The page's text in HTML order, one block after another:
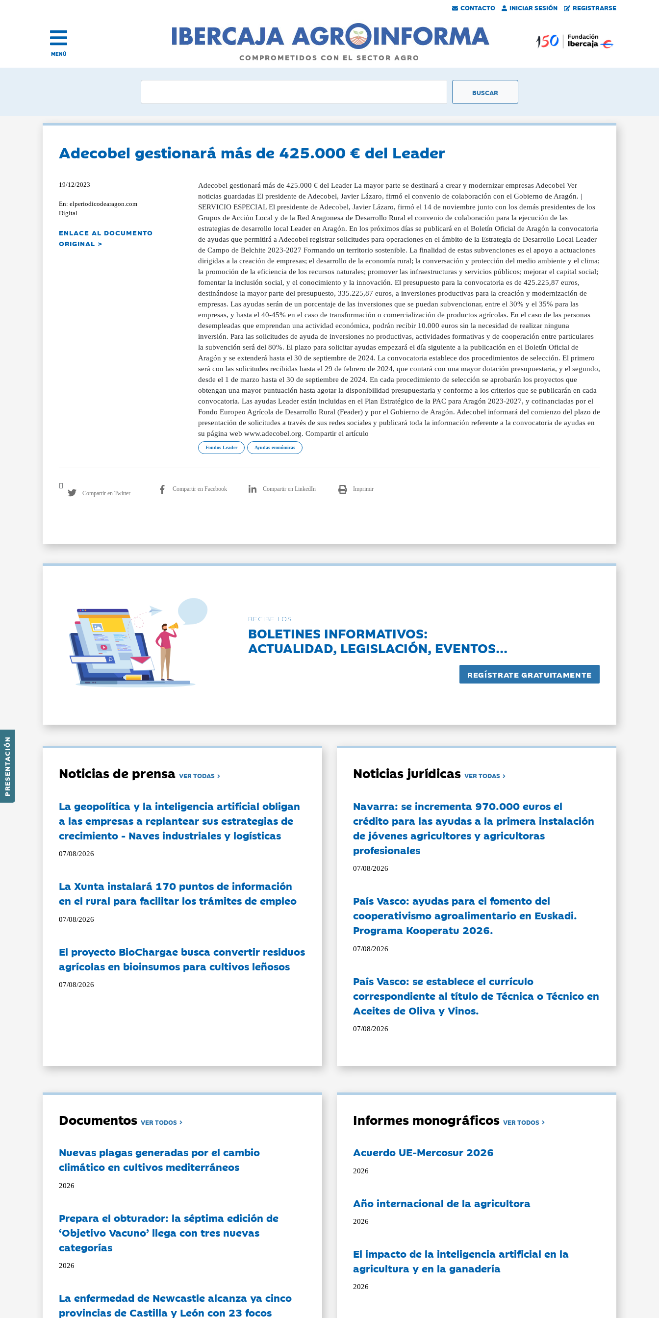
CONTACTO INICIAR SESIÓN REGISTRARSE
PRESENTACIÓN
MENÚ COMPROMETIDOS CON EL SECTOR AGRO
Adecobel gestionará más de 425.000 € del Leader
19/12/2023
En: elperiodicodearagon.com
Digital
ENLACE AL DOCUMENTO
ORIGINAL >
Adecobel gestionará más de 425.000 € del Leader La mayor parte se destinará a crear y modernizar empresas Adecobel Ver
noticias guardadas El presidente de Adecobel, Javier Lázaro, firmó el convenio de colaboración con el Gobierno de Aragón. |
SERVICIO ESPECIAL El presidente de Adecobel, Javier Lázaro, firmó el 14 de noviembre junto con los demás presidentes de los
Grupos de Acción Local y de la Red Aragonesa de Desarrollo Rural el convenio de colaboración para la ejecución de las
estrategias de desarrollo local Leader en Aragón. En los próximos días se publicará en el Boletín Oficial de Aragón la convocatoria
de ayudas que permitirá a Adecobel registrar solicitudes para operaciones en el ámbito de la Estrategia de Desarrollo Local Leader
de Campo de Belchite 2023-2027 Formando un territorio sostenible. La finalidad de estas subvenciones es el apoyo a actuaciones
dirigidas a la creación de empresas; el desarrollo de la economía rural; la conversación y protección del medio ambiente y el clima;
la promoción de la eficiencia de los recursos naturales; promover las infraestructuras y servicios públicos; mejorar el capital social;
fomentar la inclusión social, y el conocimiento y la innovación. El presupuesto para la convocatoria es de 425.225,87 euros,
destinándose la mayor parte del presupuesto, 335.225,87 euros, a inversiones productivas para la creación y modernización de
empresas. Las ayudas serán de un porcentaje de las inversiones que se puedan subvencionar, entre el 30% y el 35% para las
empresas, y hasta el 40-45% en el caso de transformación o comercialización de productos agrícolas. En el caso de las personas
desempleadas que emprendan una actividad económica, podrán recibir 10.000 euros sin la necesidad de realizar ninguna
inversión. Para las solicitudes de ayuda de inversiones no productivas, actividades formativas y de cooperación entre particulares
la subvención será del 80%. El plazo para solicitar ayudas empezará el día siguiente a la publicación en el Boletín Oficial de
Aragón y se extenderá hasta el 30 de septiembre de 2024. La convocatoria establece dos procedimientos de selección. El primero
será con las solicitudes recibidas hasta el 29 de febrero de 2024, que contará con una mayor dotación presupuestaria, y el segundo,
desde el 1 de marzo hasta el 30 de septiembre de 2024. En cada procedimiento de selección se aprobarán los proyectos que
obtengan una mayor puntuación hasta agotar la disponibilidad presupuestaria y conforme a los criterios que se publicarán en cada
convocatoria. Las ayudas Leader están incluidas en el Plan Estratégico de la PAC para Aragón 2023-2027, y cofinanciadas por el
Fondo Europeo Agrícola de Desarrollo Rural (Feader) y por el Gobierno de Aragón. Adecobel informará del comienzo del plazo de
presentación de solicitudes a través de sus redes sociales y publicará toda la información referente a la convocatoria de ayudas en
su página web www.adecobel.org. Compartir el artículo
Fondos Leader Ayudas económicas
Compartir en Twitter
Compartir en Facebook Compartir en LinkedIn Imprimir
RECIBE LOS
BOLETINES INFORMATIVOS:
ACTUALIDAD, LEGISLACIÓN, EVENTOS...
Noticias de prensaVER TODAS
La geopolítica y la inteligencia artificial obligan
a las empresas a replantear sus estrategias de
crecimiento - Naves industriales y logísticas
07/08/2026
La Xunta instalará 170 puntos de información
en el rural para facilitar los trámites de empleo
07/08/2026
El proyecto BioChargae busca convertir residuos
agrícolas en bioinsumos para cultivos leñosos
07/08/2026
Noticias jurídicasVER TODAS
Navarra: se incrementa 970.000 euros el
crédito para las ayudas a la primera instalación
de jóvenes agricultores y agricultoras
profesionales
07/08/2026
País Vasco: ayudas para el fomento del
cooperativismo agroalimentario en Euskadi.
Programa Kooperatu 2026.
07/08/2026
País Vasco: se establece el currículo
correspondiente al título de Técnica o Técnico en
Aceites de Oliva y Vinos.
07/08/2026
DocumentosVER TODOS
Nuevas plagas generadas por el cambio
climático en cultivos mediterráneos
2026
Prepara el obturador: la séptima edición de
‘Objetivo Vacuno’ llega con tres nuevas
categorías
2026
La enfermedad de Newcastle alcanza ya cinco
provincias de Castilla y León con 23 focos
Informes monográficosVER TODOS
Acuerdo UE-Mercosur 2026
2026
Año internacional de la agricultora
2026
El impacto de la inteligencia artificial en la
agricultura y en la ganadería
2026